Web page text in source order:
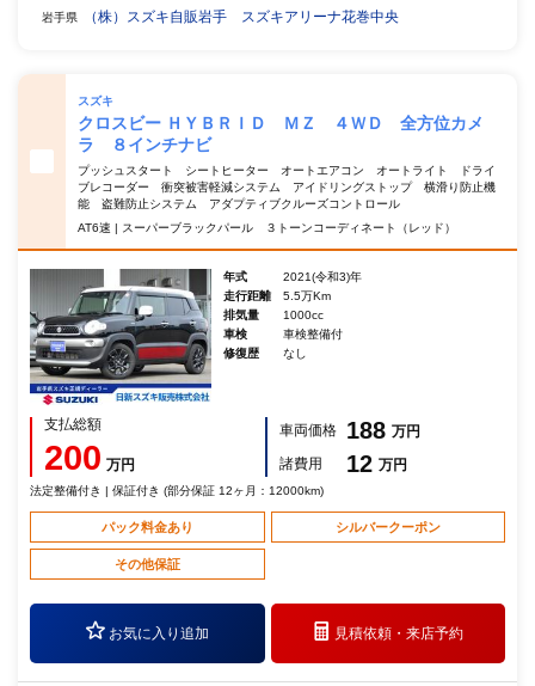
岩手県 （株）スズキ自販岩手 スズキアリーナ花巻中央
スズキ
クロスビー ＨＹＢＲＩＤ ＭＺ ４ＷＤ 全方位カメ
ラ ８インチナビ
プッシュスタート シートヒーター オートエアコン オートライト ドライ
ブレコーダー 衝突被害軽減システム アイドリングストップ 横滑り防止機
能 盗難防止システム アダプティブクルーズコントロール
AT6速 | スーパーブラックパール ３トーンコーディネート（レッド）
年式
2021(令和3)年
走行距離
5.5万Km
排気量
1000cc
車検
車検整備付
修復歴
なし
支払総額
200 万円
車両価格 188 万円
諸費用
12 万円
法定整備付き | 保証付き (部分保証 12ヶ月：12000km)
パック料金あり シルバークーポン
その他保証
お気に入り追加 見積依頼・来店予約